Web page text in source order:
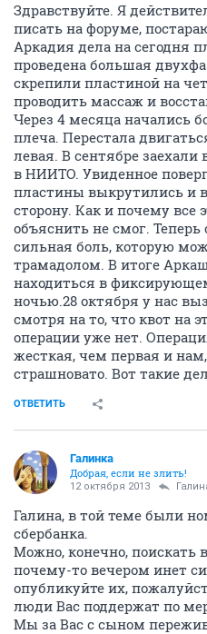
Здравствуйте. Я
писать на форуме,
Аркадия дела на сегодня
проведена большая
скрепили пластиной на
проводить массаж и
Через 4 месяца начались
плеча. Перестала
левая. В сентябре
в НИИТО. Увиденное
пластины выкрутились и
сторону. Как и почему все
объяснить не смог. Теперь
сильная боль, которую
трамадолом. В итоге
находиться в
ночью.28 октября у нас
смотря на то, что квот на
операции уже нет.
жесткая, чем первая и
страшновато. Вот такие
ОТВЕТИТЬ
Галинка
Добрая, если не злить!
12 октября 2013
Галина, в той теме были
сбербанка.
Можно, конечно, поискать
почему-то вечером инет
опубликуйте их,
люди Вас поддержат по
Мы за Вас с сыном